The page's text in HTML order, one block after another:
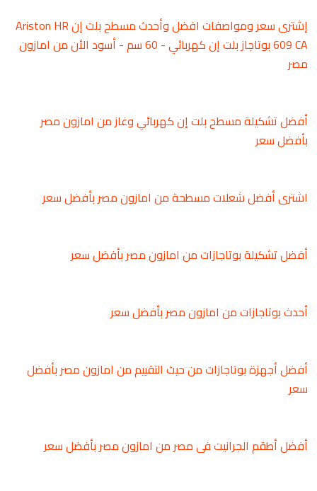
إشترى سعر ومواصفات افضل وأحدث مسطح بلت إن Ariston HR
609 CA بوتاجاز بلت إن كهربائي - 60 سم - أسود الأن من امازون
مصر
أفضل تشكيلة مسطح بلت إن كهربائي وغاز من امازون مصر
بأفضل سعر
اشترى أفضل شعلات مسطحة من امازون مصر بأفضل سعر
أفضل تشكيلة بوتاجازات من امازون مصر بأفضل سعر
أحدث بوتاجازات من امازون مصر بأفضل سعر
أفضل أجهزة بوتاجازات من حيث التقييم من امازون مصر بأفضل
سعر
أفضل أطقم الجرانيت فى مصر من امازون مصر بأفضل سعر